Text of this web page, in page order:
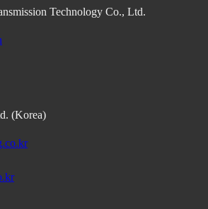
Technology Co., Ltd.
(Korea)